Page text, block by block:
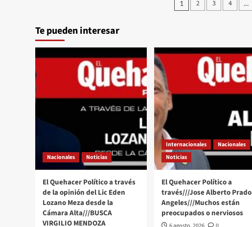
Alberto
Ortega
dictador
más
en
Estados
1 2 3 4 …
Te pueden interesar
Nacionales Noticias
El Quehacer Político a través
de la opinión del Lic Eden
Lozano Meza desde la
Cámara Alta///BUSCA
VIRGILIO MENDOZA
Internacionales
Nacionales
Noticias
El Quehacer Político a
través///Jose Alberto Prado
Angeles///Muchos están
preocupados o nerviosos